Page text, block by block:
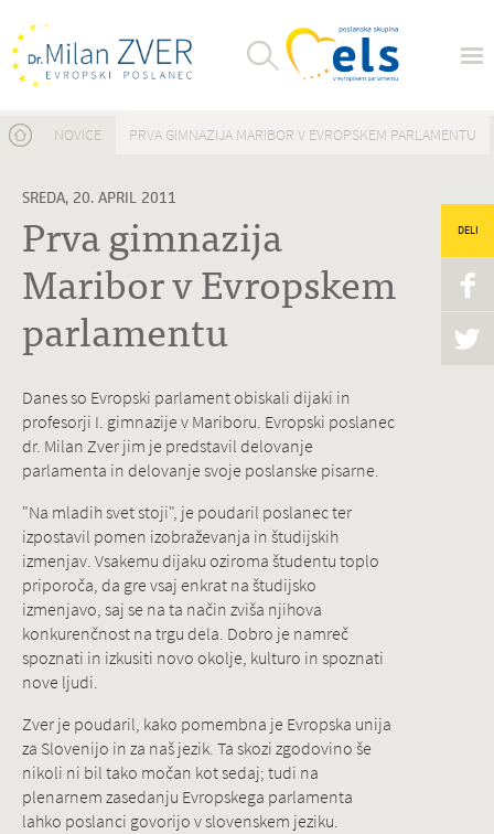
Nahajate se tukaj
NOVICE PRVA GIMNAZIJA MARIBOR V EVROPSKEM PARLAMENTU
SREDA, 20. APRIL 2011
Prva gimnazija
Maribor v Evropskem
parlamentu
DELI
Danes so Evropski parlament obiskali dijaki in
profesorji I. gimnazije v Mariboru. Evropski poslanec
dr. Milan Zver jim je predstavil delovanje
parlamenta in delovanje svoje poslanske pisarne.
"Na mladih svet stoji", je poudaril poslanec ter
izpostavil pomen izobraževanja in študijskih
izmenjav. Vsakemu dijaku oziroma študentu toplo
priporoča, da gre vsaj enkrat na študijsko
izmenjavo, saj se na ta način zviša njihova
konkurenčnost na trgu dela. Dobro je namreč
spoznati in izkusiti novo okolje, kulturo in spoznati
nove ljudi.
Zver je poudaril, kako pomembna je Evropska unija
za Slovenijo in za naš jezik. Ta skozi zgodovino še
nikoli ni bil tako močan kot sedaj; tudi na
plenarnem zasedanju Evropskega parlamenta
lahko poslanci govorijo v slovenskem jeziku.